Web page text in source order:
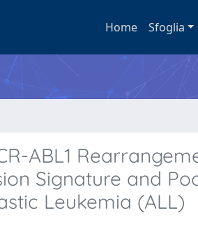
Home Sfoglia
ABL1
Signature and
Leukemia (ALL)